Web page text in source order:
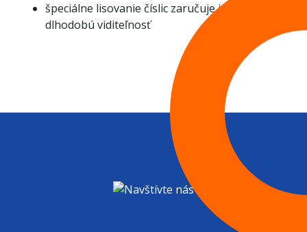
špeciálne lisovanie číslic zaručuje ich
dlhodobú viditeľnosť